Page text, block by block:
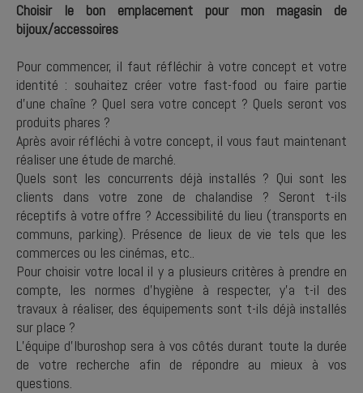
Choisir le bon emplacement pour mon magasin de
bijoux/accessoires
Pour commencer, il faut réfléchir à votre concept et votre
identité : souhaitez créer votre fast-food ou faire partie
d’une chaîne ? Quel sera votre concept ? Quels seront vos
produits phares ?
Après avoir réfléchi à votre concept, il vous faut maintenant
réaliser une étude de marché.
Quels sont les concurrents déjà installés ? Qui sont les
clients dans votre zone de chalandise ? Seront t-ils
réceptifs à votre offre ? Accessibilité du lieu (transports en
communs, parking). Présence de lieux de vie tels que les
commerces ou les cinémas, etc..
Pour choisir votre local il y a plusieurs critères à prendre en
compte, les normes d'hygiène à respecter, y’a t-il des
travaux à réaliser, des équipements sont t-ils déjà installés
sur place ?
L’équipe d’Iburoshop sera à vos côtés durant toute la durée
de votre recherche afin de répondre au mieux à vos
questions.